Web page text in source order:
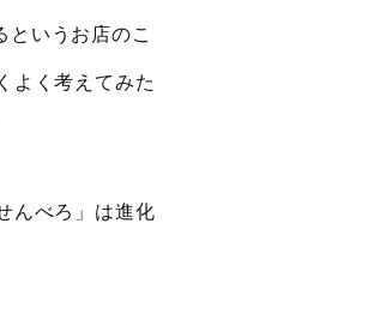
いうお店のこ
よく考えてみた
んべろ」は進化